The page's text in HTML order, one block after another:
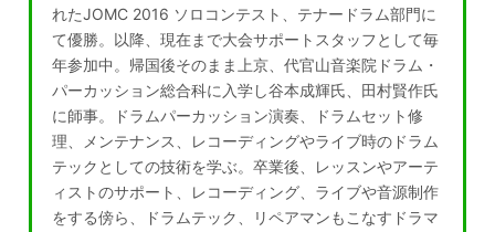
れたJOMC 2016 ソロコンテスト、テナードラム部門に
て優勝。以降、現在まで大会サポートスタッフとして毎
年参加中。帰国後そのまま上京、代官山音楽院ドラム・
パーカッション総合科に入学し谷本成輝氏、田村賢作氏
に師事。ドラムパーカッション演奏、ドラムセット修
理、メンテナンス、レコーディングやライブ時のドラム
テックとしての技術を学ぶ。卒業後、レッスンやアーテ
ィストのサポート、レコーディング、ライブや音源制作
をする傍ら、ドラムテック、リペアマンもこなすドラマ